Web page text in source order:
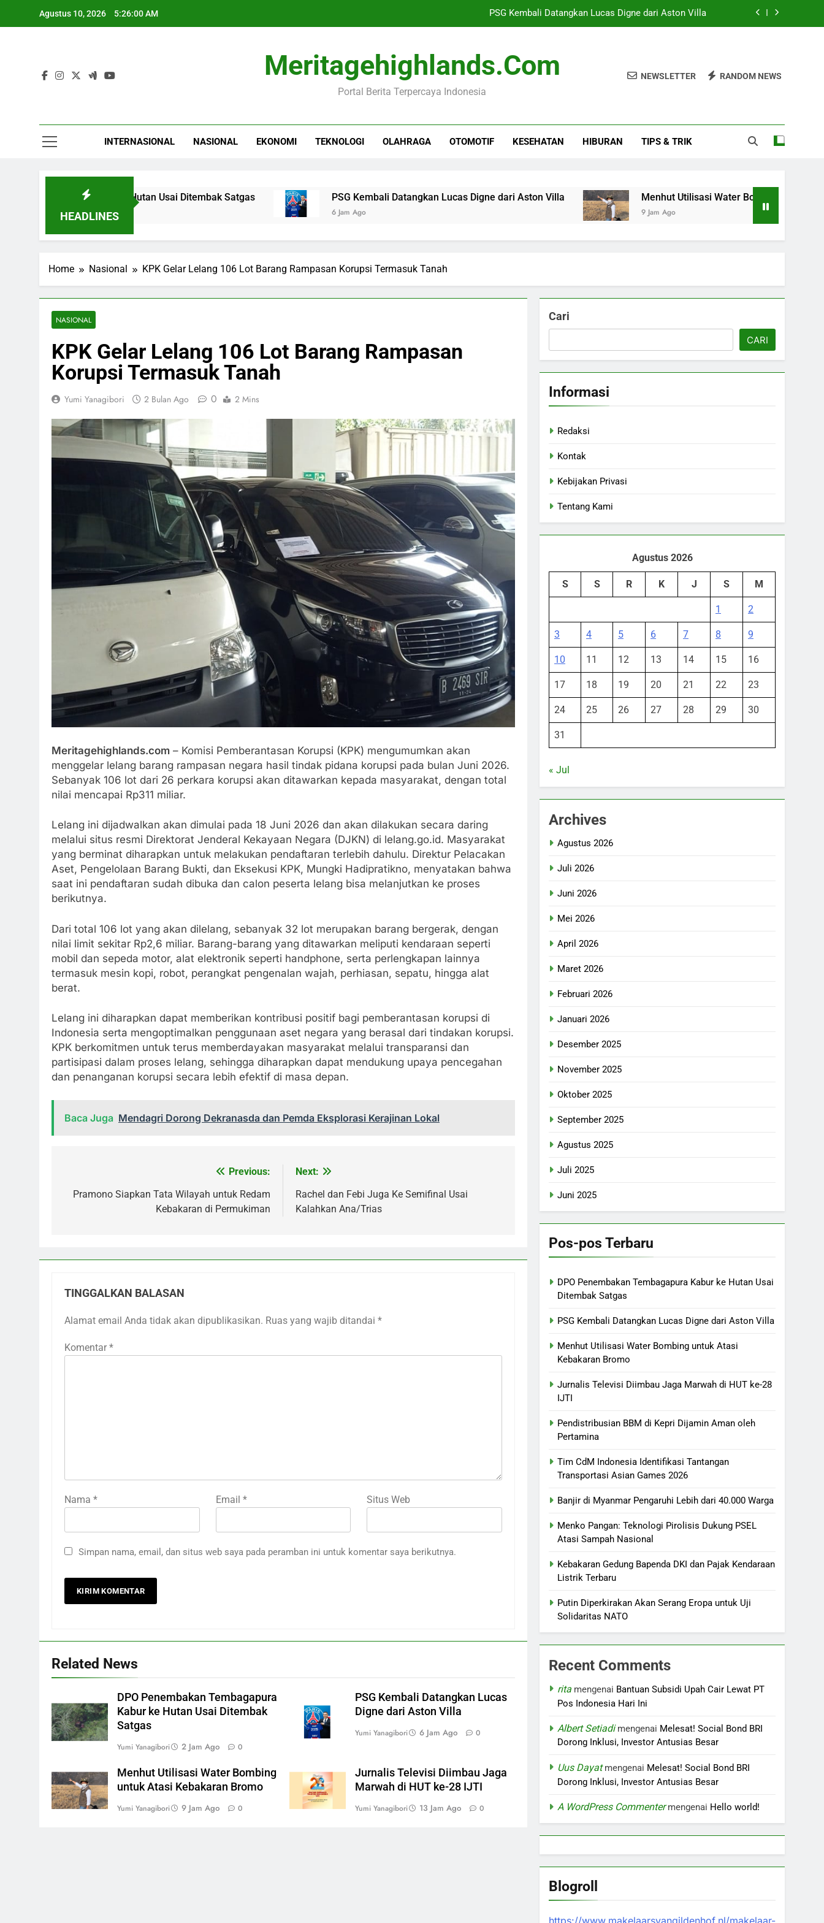
Agustus 10, 2026 5:26:01 AM PSG Kembali Datangkan Lucas Digne dari Aston Villa
Jurnalis Televisi Diimbau Jaga Marwah di HUT ke-28 IJTI
DPO Penembakan Tembagapura Kabur ke Hutan Usai Ditembak Satgas
Menhut Utilisasi Water Bombing untuk Atasi Kebakaran Bromo
Meritagehighlands.com
Portal Berita Terpercaya Indonesia
NEWSLETTER RANDOM NEWS
INTERNASIONAL NASIONAL EKONOMI TEKNOLOGI OLAHRAGA OTOMOTIF KESEHATAN HIBURAN TIPS & TRIK
HEADLINES
Kabur ke Hutan Usai Ditembak Satgas PSG Kembali Datangkan Lucas Digne dari Aston Villa
6 Jam Ago
Menhut Utilisasi Water Bombing untuk Atasi
9 Jam Ago
Home Nasional KPK Gelar Lelang 106 Lot Barang Rampasan Korupsi Termasuk Tanah
NASIONAL
KPK Gelar Lelang 106 Lot Barang Rampasan
Korupsi Termasuk Tanah
Yumi Yanagibori 2 Bulan Ago 0 2 Mins
Meritagehighlands.com – Komisi Pemberantasan Korupsi (KPK) mengumumkan akan
menggelar lelang barang rampasan negara hasil tindak pidana korupsi pada bulan Juni 2026.
Sebanyak 106 lot dari 26 perkara korupsi akan ditawarkan kepada masyarakat, dengan total
nilai mencapai Rp311 miliar.
Lelang ini dijadwalkan akan dimulai pada 18 Juni 2026 dan akan dilakukan secara daring
melalui situs resmi Direktorat Jenderal Kekayaan Negara (DJKN) di lelang.go.id. Masyarakat
yang berminat diharapkan untuk melakukan pendaftaran terlebih dahulu. Direktur Pelacakan
Aset, Pengelolaan Barang Bukti, dan Eksekusi KPK, Mungki Hadipratikno, menyatakan bahwa
saat ini pendaftaran sudah dibuka dan calon peserta lelang bisa melanjutkan ke proses
berikutnya.
Dari total 106 lot yang akan dilelang, sebanyak 32 lot merupakan barang bergerak, dengan
nilai limit sekitar Rp2,6 miliar. Barang-barang yang ditawarkan meliputi kendaraan seperti
mobil dan sepeda motor, alat elektronik seperti handphone, serta perlengkapan lainnya
termasuk mesin kopi, robot, perangkat pengenalan wajah, perhiasan, sepatu, hingga alat
berat.
Lelang ini diharapkan dapat memberikan kontribusi positif bagi pemberantasan korupsi di
Indonesia serta mengoptimalkan penggunaan aset negara yang berasal dari tindakan korupsi.
KPK berkomitmen untuk terus memberdayakan masyarakat melalui transparansi dan
partisipasi dalam proses lelang, sehingga diharapkan dapat mendukung upaya pencegahan
dan penanganan korupsi secara lebih efektif di masa depan.
Baca Juga Mendagri Dorong Dekranasda dan Pemda Eksplorasi Kerajinan Lokal
pos
Previous:
Pramono Siapkan Tata Wilayah untuk Redam
Kebakaran di Permukiman
Next:
Rachel dan Febi Juga Ke Semifinal Usai
Kalahkan Ana/Trias
TINGGALKAN BALASAN
Alamat email Anda tidak akan dipublikasikan. Ruas yang wajib ditandai *
Komentar *
Nama * Email * Situs Web
Simpan nama, email, dan situs web saya pada peramban ini untuk komentar saya berikutnya.
Related News
DPO Penembakan Tembagapura
Kabur ke Hutan Usai Ditembak
Satgas
Yumi Yanagibori 2 Jam Ago 0
PSG Kembali Datangkan Lucas
Digne dari Aston Villa
Yumi Yanagibori 6 Jam Ago 0
Menhut Utilisasi Water Bombing
untuk Atasi Kebakaran Bromo
Yumi Yanagibori 9 Jam Ago 0
Jurnalis Televisi Diimbau Jaga
Marwah di HUT ke-28 IJTI
Yumi Yanagibori 13 Jam Ago 0
Cari
CARI
Informasi
Redaksi
Kontak
Kebijakan Privasi
Tentang Kami
Agustus 2026
S S R K J S M
1 2
3 4 5 6 7 8 9
10 11 12 13 14 15 16
17 18 19 20 21 22 23
24 25 26 27 28 29 30
31
« Jul
Archives
Agustus 2026
Juli 2026
Juni 2026
Mei 2026
April 2026
Maret 2026
Februari 2026
Januari 2026
Desember 2025
November 2025
Oktober 2025
September 2025
Agustus 2025
Juli 2025
Juni 2025
Pos-pos Terbaru
DPO Penembakan Tembagapura Kabur ke Hutan Usai
Ditembak Satgas
PSG Kembali Datangkan Lucas Digne dari Aston Villa
Menhut Utilisasi Water Bombing untuk Atasi
Kebakaran Bromo
Jurnalis Televisi Diimbau Jaga Marwah di HUT ke-28
IJTI
Pendistribusian BBM di Kepri Dijamin Aman oleh
Pertamina
Tim CdM Indonesia Identifikasi Tantangan
Transportasi Asian Games 2026
Banjir di Myanmar Pengaruhi Lebih dari 40.000 Warga
Menko Pangan: Teknologi Pirolisis Dukung PSEL
Atasi Sampah Nasional
Kebakaran Gedung Bapenda DKI dan Pajak Kendaraan
Listrik Terbaru
Putin Diperkirakan Akan Serang Eropa untuk Uji
Solidaritas NATO
Recent Comments
rita mengenai Bantuan Subsidi Upah Cair Lewat PT
Pos Indonesia Hari Ini
Albert Setiadimengenai Melesat! Social Bond BRI
Dorong Inklusi, Investor Antusias Besar
Uus Dayatmengenai Melesat! Social Bond BRI
Dorong Inklusi, Investor Antusias Besar
A WordPress Commentermengenai Hello world!
Blogroll
https://www.makelaarsvangildenhof.nl/makelaar-